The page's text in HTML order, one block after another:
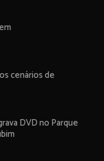
cenários de
DVD no Parque